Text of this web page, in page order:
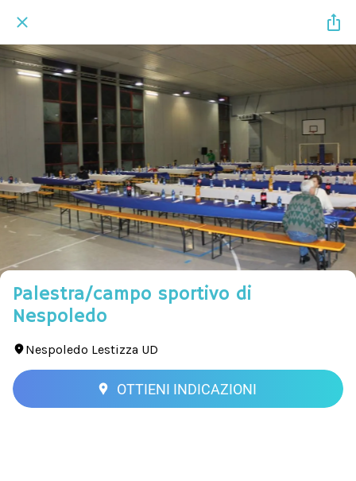
Palestra/campo sportivo di
Nespoledo
Nespoledo Lestizza UD
OTTIENI INDICAZIONI